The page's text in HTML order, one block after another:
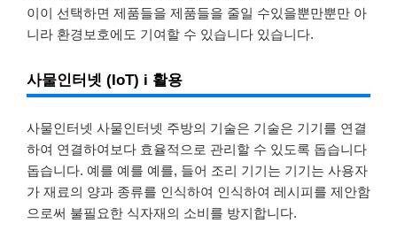
이이 선택하면 제품들을 제품들을 줄일 수있을뿐만뿐만 아
니라 환경보호에도 기여할 수 있습니다 있습니다.
사물인터넷 (IoT) i 활용
사물인터넷 사물인터넷 주방의 기술은 기술은 기기를 연결
하여 연결하여보다 효율적으로 관리할 수 있도록 돕습니다
돕습니다. 예를 예를 예를, 들어 조리 기기는 기기는 사용자
가 재료의 양과 종류를 인식하여 인식하여 레시피를 제안함
으로써 불필요한 식자재의 소비를 방지합니다.